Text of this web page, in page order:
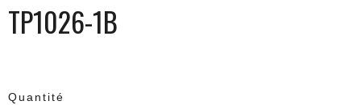
TP1026-1B
Quantité